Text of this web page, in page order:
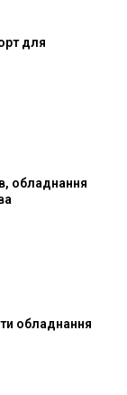
для
обладнання
обладнання